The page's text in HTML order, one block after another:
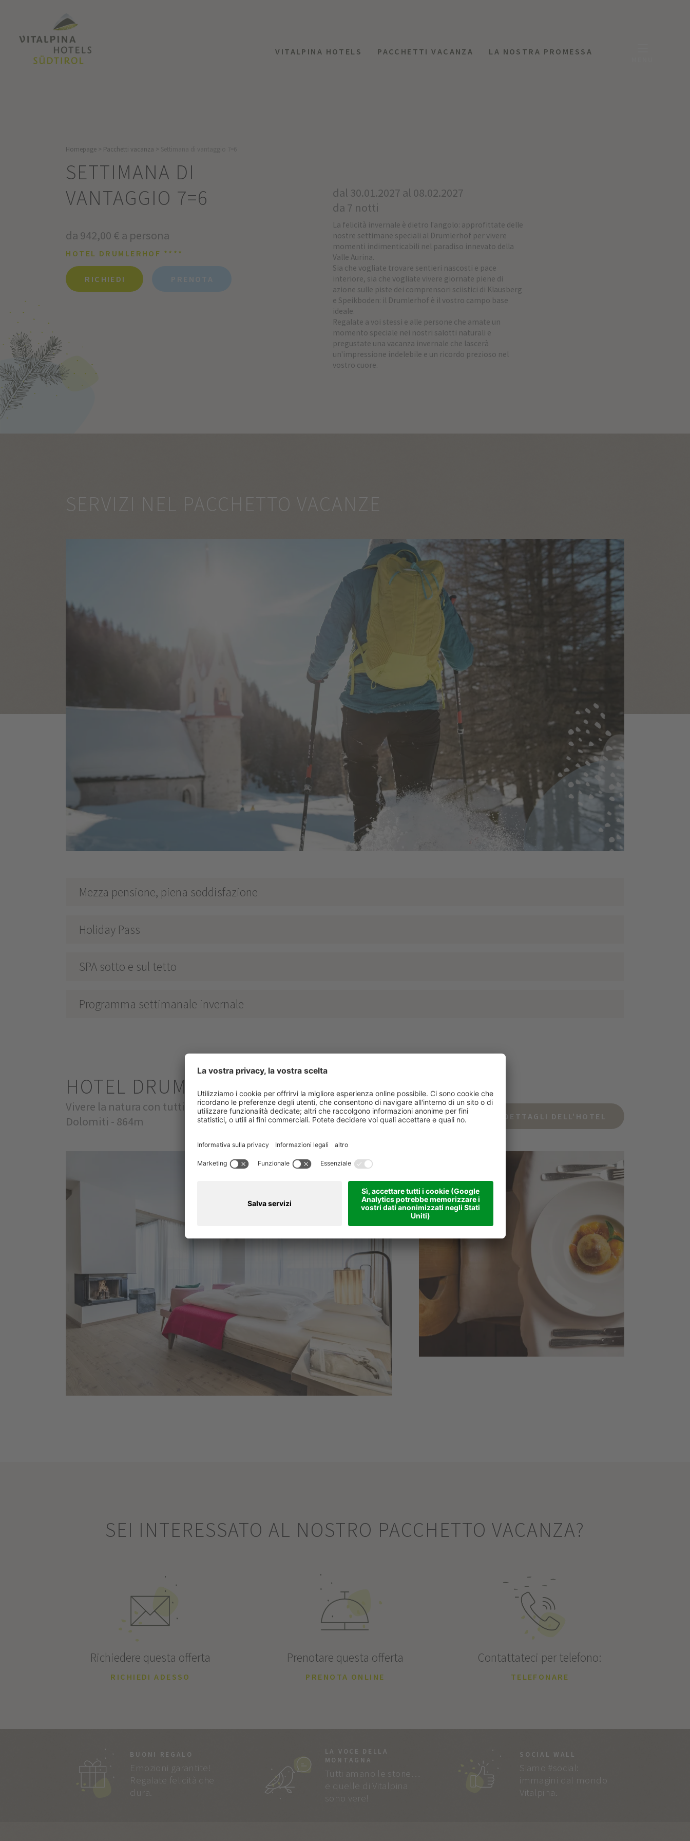
VITALPINA HOTELS PACCHETTI VACANZA LA NOSTRA PROMESSA
Homepage > Pacchetti vacanza >
SETTIMANA DI
VANTAGGIO 7=6
da 942,00 € a persona
HOTEL DRUMLERHOF ****
RICHIEDI PRENOTA
dal 30.01.2027 al 08.02.2027
da 7 notti
La felicità invernale è dietro l'angolo: approfittate delle
nostre settimane speciali al Drumlerhof per vivere
momenti indimenticabili nel paradiso innevato della
Valle Aurina.
Sia che vogliate trovare sentieri nascosti e pace
interiore, sia che vogliate vivere giornate piene di
azione sulle piste dei comprensori sciistici di Klausberg
e Speikboden: il Drumlerhof è il vostro campo base
ideale.
Regalate a voi stessi e alle persone che amate un
momento speciale nei nostri salotti naturali e
pregustate una vacanza invernale che lascerà
un'impressione indelebile e un ricordo prezioso nel
vostro cuore.
SERVIZI NEL PACCHETTO VACANZE
Mezza pensione, piena soddisfazione
Holiday Pass
SPA sotto e sul tetto
Programma settimanale invernale
HOTEL DRUMLERHOF****
Vivere la natura con tutti i sensi in Valle Aurina
Dolomiti - 864m
DETTAGLI DELL'HOTEL
SEI INTERESSATO AL NOSTRO PACCHETTO VACANZA?
Richiedere questa offerta
RICHIEDI ADESSO
Prenotare questa offerta
PRENOTA ONLINE
Contattateci per telefono:
TELEFONARE
BUONI REGALO
Emozioni garantite!
Regalate felicità che
dura.
LA VOCE DELLA
MONTAGNA
Tutti amano le storie…
e quelle di Vitalpina
sono vere!
SOCIAL WALL
Siamo #social:
immagini dal mondo
Vitalpina.